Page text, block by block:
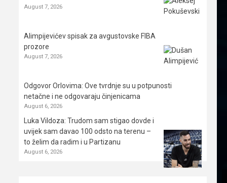
August 7, 2026
Alimpijevićev spisak za avgustovske FIBA
prozore
August 7, 2026
Odgovor Orlovima: ​Ove tvrdnje su u potpunosti
netačne i ne odgovaraju činjenicama
August 6, 2026
Luka Vildoza: Trudom sam stigao dovde i
uvijek sam davao 100 odsto na terenu –
to želim da radim i u Partizanu
August 6, 2026